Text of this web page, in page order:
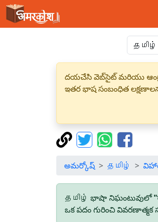
దయచేసి వెబ్‌సైట్ మరియు
ఇతర భాష సంబంధిత
అమర్కోష్ தமிழ்
தமிழ் భాషా నిఘంటువులో
ఒక పదం గురించి